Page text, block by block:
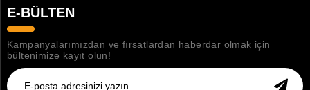
E-BÜLTEN
Kampanyalarımızdan ve fırsatlardan haberdar olmak için
bültenimize kayıt olun!